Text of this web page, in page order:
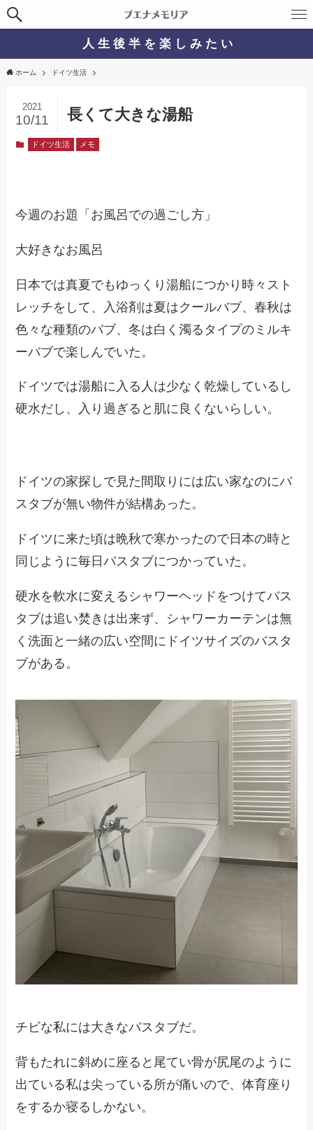
人 生 後 半 を 楽 し み た い
ホーム ドイツ生活
長くて大きな湯船
2021
10/11
ドイツ生活 メモ
今週のお題「お風呂での過ごし方」
大好きなお風呂
日本では真夏でもゆっくり湯船につかり時々スト
レッチをして、入浴剤は夏はクールバブ、春秋は
色々な種類のバブ、冬は白く濁るタイプのミルキ
ーバブで楽しんでいた。
ドイツでは湯船に入る人は少なく乾燥しているし
硬水だし、入り過ぎると肌に良くないらしい。
ドイツの家探しで見た間取りには広い家なのにバ
スタブが無い物件が結構あった。
ドイツに来た頃は晩秋で寒かったので日本の時と
同じように毎日バスタブにつかっていた。
硬水を軟水に変えるシャワーヘッドをつけてバス
タブは追い焚きは出来ず、シャワーカーテンは無
く洗面と一緒の広い空間にドイツサイズのバスタ
ブがある。
チビな私には大きなバスタブだ。
背もたれに斜めに座ると尾てい骨が尻尾のように
出ている私は尖っている所が痛いので、体育座り
をするか寝るしかない。